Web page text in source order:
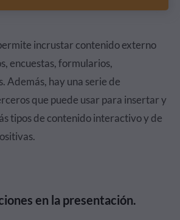
incrustar contenido externo
encuestas, formularios,
Además, hay una serie de
que puede usar para insertar y
tipos de contenido interactivo y de
en la presentación.